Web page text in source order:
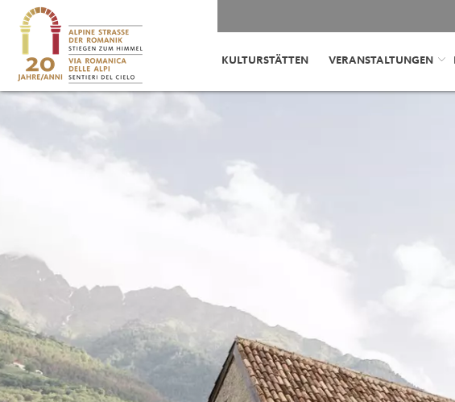
KULTURSTÄTTEN VERANSTALTUNGEN